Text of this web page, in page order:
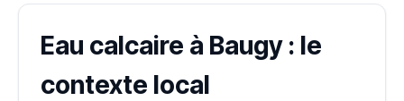
Eau calcaire à Baugy : le
contexte local